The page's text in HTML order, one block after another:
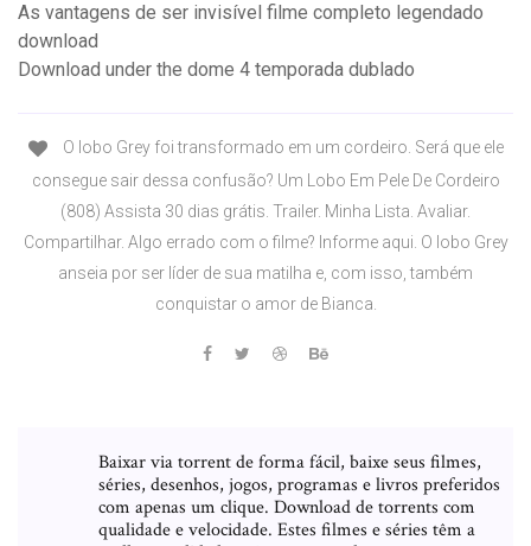
As vantagens de ser invisível filme completo legendado
download
Download under the dome 4 temporada dublado
O lobo Grey foi transformado em um cordeiro. Será que ele
consegue sair dessa confusão? Um Lobo Em Pele De Cordeiro
(808) Assista 30 dias grátis. Trailer. Minha Lista. Avaliar.
Compartilhar. Algo errado com o filme? Informe aqui. O lobo Grey
anseia por ser líder de sua matilha e, com isso, também
conquistar o amor de Bianca.
Baixar via torrent de forma fácil, baixe seus filmes,
séries, desenhos, jogos, programas e livros preferidos
com apenas um clique. Download de torrents com
qualidade e velocidade. Estes filmes e séries têm a